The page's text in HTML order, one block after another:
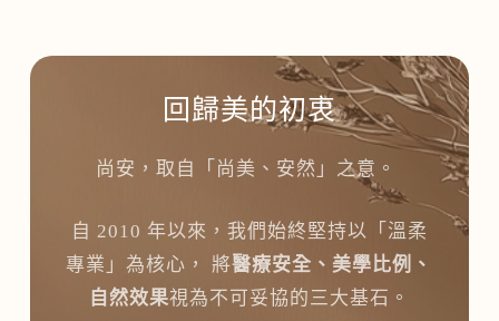
回歸美的初衷
尚安，取自「尚美、安然」之意。
自 2010 年以來，我們始終堅持以「溫柔
專業」為核心， 將醫療安全、美學比例、
自然效果視為不可妥協的三大基石。